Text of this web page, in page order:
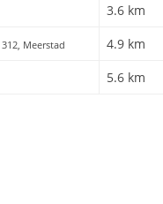
3.6 km
Meerstad
4.9 km
5.6 km